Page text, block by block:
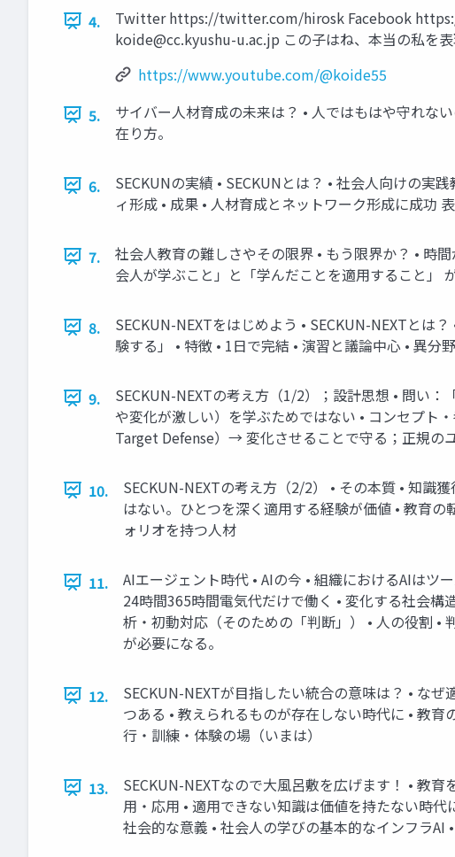
4.
Twitter https://twitter.com/hirosk Facebook
koide@cc.kyushu-u.ac.jp この子はね、本当の私を
https://www.youtube.com/@koide55
5.
サイバー人材育成の未来は？ • 人ではもはや守れな
在り方。
6.
SECKUNの実績 • SECKUNとは？ • 社会人向けの実
ィ形成 • 成果 • 人材育成とネットワーク形成に成功
7.
社会人教育の難しさやその限界 • もう限界か？ • 時
会人が学ぶこと」と「学んだことを適用すること」
8.
SECKUN-NEXTをはじめよう • SECKUN-NEXTとは
験する」 • 特徴 • 1日で完結 • 演習と議論中心 • 異
9.
SECKUN-NEXTの考え方（1/2）；設計思想 • 問い
や変化が激しい）を学ぶためではない • コンセプト
Target Defense）→ 変化させることで守る；正規の
10.
SECKUN-NEXTの考え方（2/2） • その本質 • 知識
はない。ひとつを深く適用する経験が価値 • 教育
ォリオを持つ人材
11.
AIエージェント時代 • AIの今 • 組織におけるAIはツ
24時間365時間電気代だけで働く • 変化する社会構
析・初動対応（そのための「判断」） • 人の役割 •
が必要になる。
12.
SECKUN-NEXTが目指したい統合の意味は？ • な
つある • 教えられるものが存在しない時代に • 教育
行・訓練・体験の場（いまは）
13.
SECKUN-NEXTなので大風呂敷を広げます！ • 教
用・応用 • 適用できない知識は価値を持たない時
社会的な意義 • 社会人の学びの基本的なインフラAI